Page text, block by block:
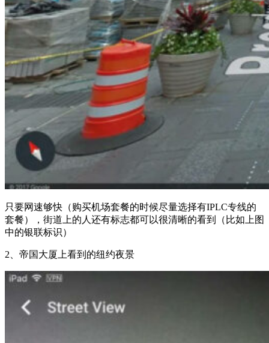
只要网速够快（购买机场套餐的时候尽量选择有IPLC专线的
套餐），街道上的人还有标志都可以很清晰的看到（比如上图
中的银联标识）
2、帝国大厦上看到的纽约夜景